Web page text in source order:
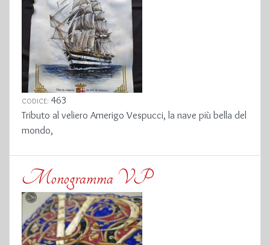
CODICE: 463
Tributo al veliero Amerigo Vespucci, la nave più bella del
mondo,
Monogramma VP